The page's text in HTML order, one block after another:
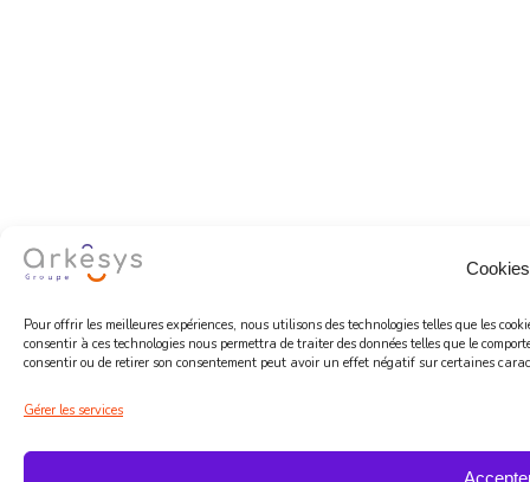
Cookies
Pour offrir les meilleures expériences, nous utilisons des technologies telles que les
consentir à ces technologies nous permettra de traiter des données telles que le
consentir ou de retirer son consentement peut avoir un effet négatif sur certaines
Gérer les services